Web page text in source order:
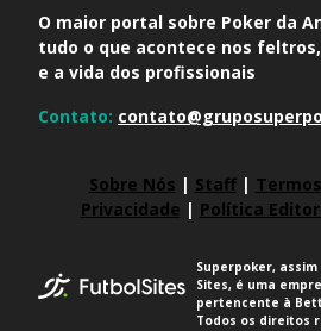
O maior portal sobre Poker da
tudo o que acontece nos
e a vida dos profissionais
Contato:
Sobre Nós | Staff|
Privacidade | Política
Superpoker,
Sites, é uma
pertencente à
Todos os direitos